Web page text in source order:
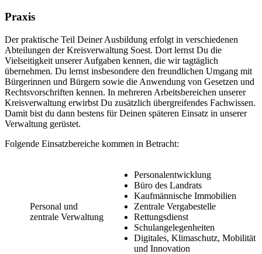
Praxis
Der praktische Teil Deiner Ausbildung erfolgt in verschiedenen
Abteilungen der Kreisverwaltung Soest. Dort lernst Du die
Vielseitigkeit unserer Aufgaben kennen, die wir tagtäglich
übernehmen. Du lernst insbesondere den freundlichen Umgang mit
Bürgerinnen und Bürgern sowie die Anwendung von Gesetzen und
Rechtsvorschriften kennen. In mehreren Arbeitsbereichen unserer
Kreisverwaltung erwirbst Du zusätzlich übergreifendes Fachwissen.
Damit bist du dann bestens für Deinen späteren Einsatz in unserer
Verwaltung gerüstet.
Folgende Einsatzbereiche kommen in Betracht:
Personal und
zentrale Verwaltung
Personalentwicklung
Büro des Landrats
Kaufmännische Immobilien
Zentrale Vergabestelle
Rettungsdienst
Schulangelegenheiten
Digitales, Klimaschutz, Mobilität
und Innovation